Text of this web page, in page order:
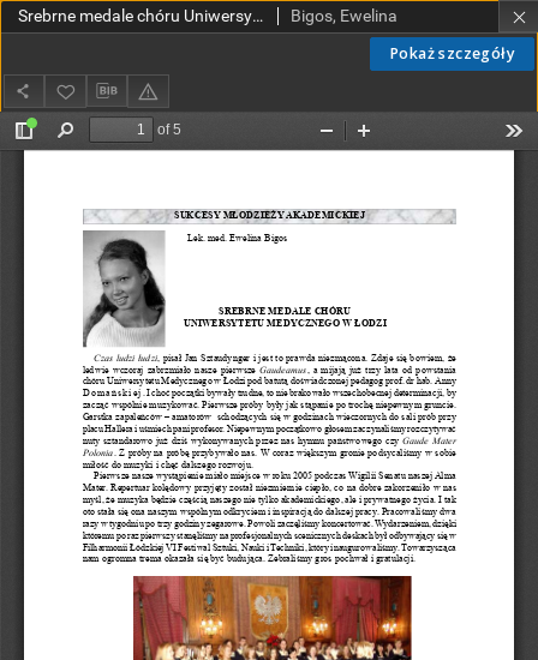
Pokaż szczegóły
Srebrne medale chóru Uniwersytetu Medycznego w Łodzi Bigos, Ewelina